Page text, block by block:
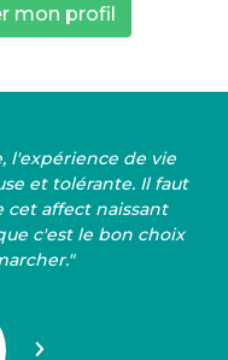
mon profil
l'expérience de vie
et tolérante. Il faut
cet affect naissant
c'est le bon choix